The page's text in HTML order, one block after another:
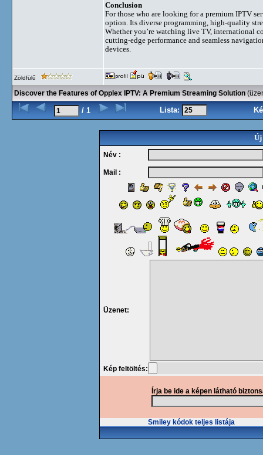
Conclusion
For those who are looking for a premium IPTV
option. Its diverse programming, high-quality
Whether you’re watching live TV, international
cutting-edge performance and seamless
devices.
Zöldfülű
Discover the Features of Opplex IPTV: A Premium Streaming Solution
/ 1 Lista:
Új
Név :
Mail :
Üzenet:
Kép feltöltés:
Írja be ide a képen látható
Smiley kódok teljes listája